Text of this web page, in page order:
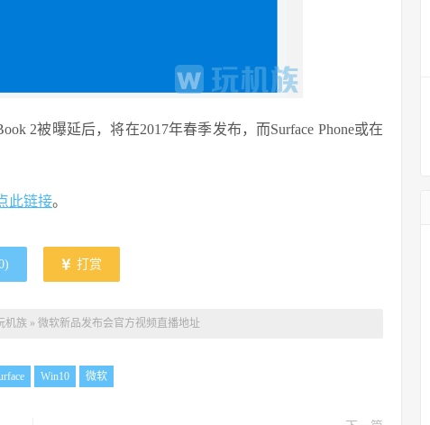
2被曝延后，将在2017年春季发布，而Surface Phone或在
此链接。
) 打赏
机族 » 微软新品发布会官方视频直播地址
Win10 微软